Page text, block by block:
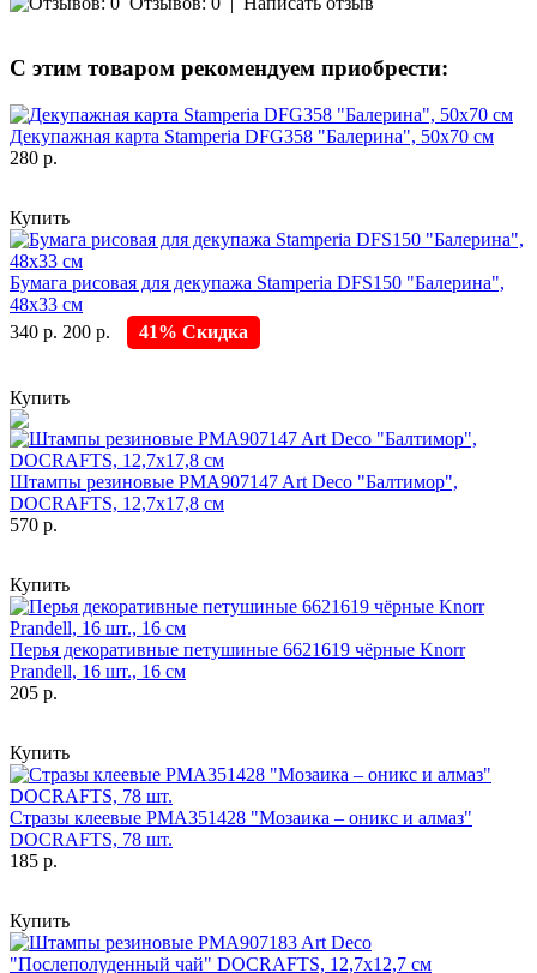
С этим товаром рекомендуем приобрести:
Декупажная карта Stamperia DFG358 "Балерина", 50х70 см
280 р.
Купить
Бумага рисовая для декупажа Stamperia DFS150 "Балерина",
48х33 см
340 р. 200 р. 41% Скидка
Купить
Штампы резиновые PMA907147 Art Deco "Балтимор",
DOCRAFTS, 12,7х17,8 см
570 р.
Купить
Перья декоративные петушиные 6621619 чёрные Knorr
Prandell, 16 шт., 16 см
205 р.
Купить
Стразы клеевые PMA351428 "Мозаика – оникс и алмаз"
DOCRAFTS, 78 шт.
185 р.
Купить